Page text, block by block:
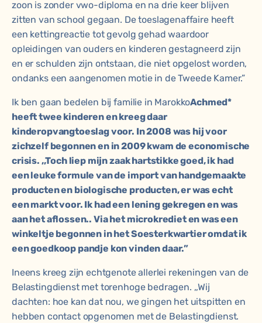
zoon is zonder vwo-diploma en na drie keer blijven
zitten van school gegaan. De toeslagenaffaire heeft
een kettingreactie tot gevolg gehad waardoor
opleidingen van ouders en kinderen gestagneerd zijn
en er schulden zijn ontstaan, die niet opgelost worden,
ondanks een aangenomen motie in de Tweede Kamer.”
Ik ben gaan bedelen bij familie in MarokkoAchmed*
heeft twee kinderen en kreeg daar
kinderopvangtoeslag voor. In 2008 was hij voor
zichzelf begonnen en in 2009 kwam de economische
crisis. ,,Toch liep mijn zaak hartstikke goed, ik had
een leuke formule van de import van handgemaakte
producten en biologische producten, er was echt
een markt voor. Ik had een lening gekregen en was
aan het aflossen.. Via het microkrediet en was een
winkeltje begonnen in het Soesterkwartier omdat ik
een goedkoop pandje kon vinden daar.”
Ineens kreeg zijn echtgenote allerlei rekeningen van de
Belastingdienst met torenhoge bedragen. ,,Wij
dachten: hoe kan dat nou, we gingen het uitspitten en
hebben contact opgenomen met de Belastingdienst.